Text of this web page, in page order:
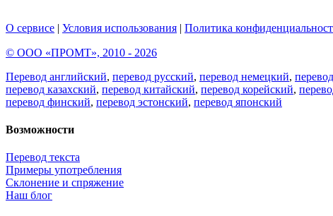
О сервисе | Условия использования | Политика
© ООО «ПРОМТ», 2010 - 2026
Перевод английский, перевод русский, перевод немецкий,
перевод казахский, перевод китайский, перевод корейский,
перевод финский, перевод эстонский, перевод японский
Возможности
Перевод текста
Примеры употребления
Склонение и спряжение
Наш блог